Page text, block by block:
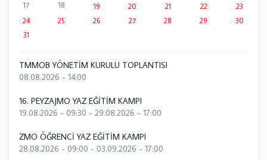
17
18 19 20 21 22
23
24
25 26 27 28 29
30
31
TMMOB YÖNETİM KURULU TOPLANTISI
08.08.2026 - 14:00
16. PEYZAJMO YAZ EĞİTİM KAMPI
19.08.2026 - 09:30 - 29.08.2026 - 17:00
ZMO ÖĞRENCİ YAZ EĞİTİM KAMPI
28.08.2026 - 09:00 - 03.09.2026 - 17:00